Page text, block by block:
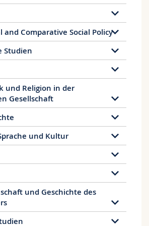
Personen mit einem
in Fremdsprachendidaktik
der zukünftigen
insbesondere
Hochschulen;
im In- und Ausland in der
an Universitäten und
in Zusammenhang mit
für Einwanderinnen und
Austauschprogrammen,
und betriebsinterner
oder Mittlertätigkeit in
Verlagen;
und Entwicklungstätigkeiten im
und
Comparative Social Policy
Studien
und Religion in der
Gesellschaft
und Kultur
und Geschichte des